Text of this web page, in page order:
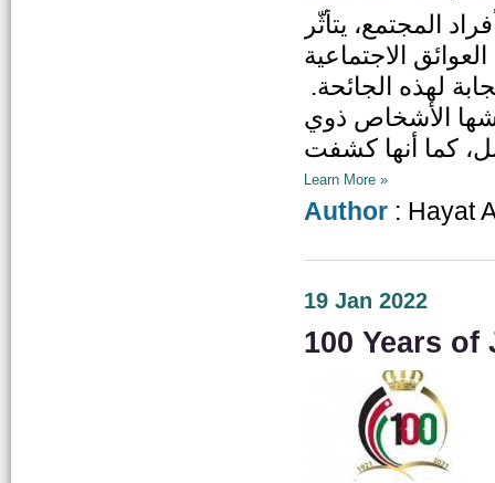
جميع أفراد المجتمع، يتأثّر
الاجتماعية
لهذه الجائحة.
الأشخاص ذوي
Learn More »
Author : Hayat
19 Jan 2022
100 Years